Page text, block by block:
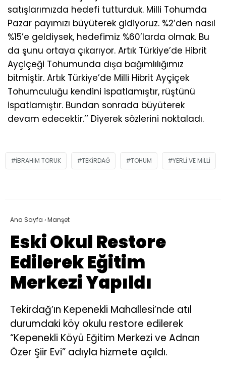
satışlarımızda hedefi tutturduk. Milli Tohumda
Pazar payımızı büyüterek gidiyoruz. %2’den nasıl
%15’e geldiysek, hedefimiz %60’larda olmak. Bu
da şunu ortaya çıkarıyor. Artık Türkiye’de Hibrit
Ayçiçeği Tohumunda dışa bağımlılığımız
bitmiştir. Artık Türkiye’de Milli Hibrit Ayçiçek
Tohumculuğu kendini ispatlamıştır, rüştünü
ispatlamıştır. Bundan sonrada büyüterek
devam edecektir.’’ Diyerek sözlerini noktaladı.
IBRAHIM TORUK TEKIRDAĞ TOHUM YERLI VE MILLI
Ana Sayfa ›Manşet
Eski Okul Restore
Edilerek Eğitim
Merkezi Yapıldı
Tekirdağ’ın Kepenekli Mahallesi’nde atıl
durumdaki köy okulu restore edilerek
“Kepenekli Köyü Eğitim Merkezi ve Adnan
Özer Şiir Evi” adıyla hizmete açıldı.